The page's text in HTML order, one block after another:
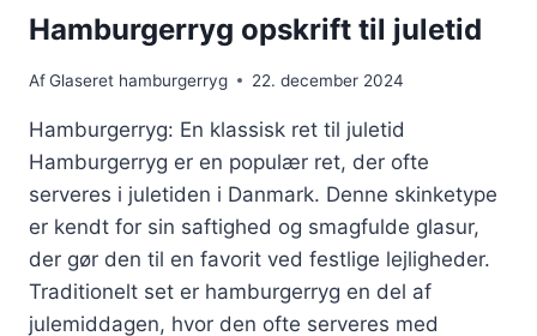
Hamburgerryg opskrift til juletid
AfGlaseret hamburgerryg 22. december 2024
Hamburgerryg: En klassisk ret til juletid
Hamburgerryg er en populær ret, der ofte
serveres i juletiden i Danmark. Denne skinketype
er kendt for sin saftighed og smagfulde glasur,
der gør den til en favorit ved festlige lejligheder.
Traditionelt set er hamburgerryg en del af
julemiddagen, hvor den ofte serveres med